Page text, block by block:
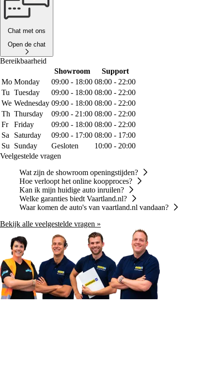
Chat met ons
Open de chat
Bereikbaarheid
Showroom
Support
Mo Monday 09:00 - 18:00 08:00 - 22:00
Tu Tuesday 09:00 - 18:00 08:00 - 22:00
We Wednesday 09:00 - 18:00 08:00 - 22:00
Th Thursday 09:00 - 21:00 08:00 - 22:00
Fr
Friday 09:00 - 18:00 08:00 - 22:00
Sa
Saturday 09:00 - 17:00 08:00 - 17:00
Su
Sunday Gesloten
10:00 - 20:00
Veelgestelde vragen
Wat zijn de showroom openingstijden?
Hoe verloopt het online koopproces?
Kan ik mijn huidige auto inruilen?
Welke garanties biedt Vaartland.nl?
Waar komen de auto's van vaartland.nl vandaan?
Bekijk alle veelgestelde vragen »